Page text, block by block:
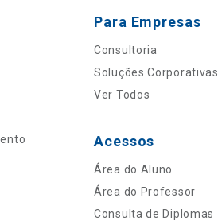
Para Empresas
Consultoria
Soluções Corporativas
Ver Todos
Acessos
Área do Aluno
Área do Professor
Consulta de Diplomas